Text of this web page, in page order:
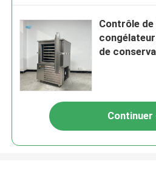
Contrôle
de
Continuer